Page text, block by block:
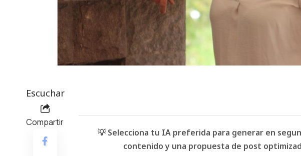
Escuchar
Compartir
💡 Selecciona tu IA preferida para generar en
contenido y una propuesta de post